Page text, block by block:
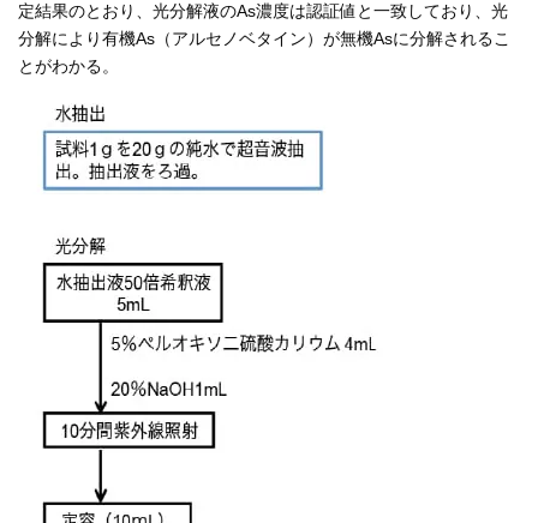
定結果のとおり、光分解液のAs濃度は認証値と一致しており、光
分解により有機As（アルセノベタイン）が無機Asに分解されるこ
とがわかる。